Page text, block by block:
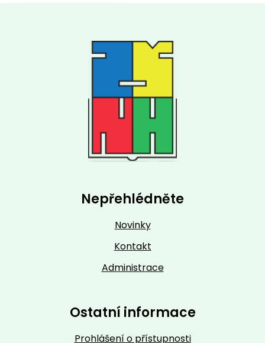
Nepřehlédněte
Novinky
Kontakt
Administrace
Ostatní informace
Prohlášení o přístupnosti